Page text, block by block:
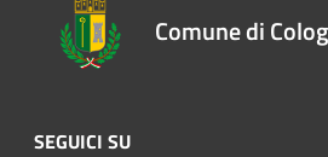
Comune di
SEGUICI SU